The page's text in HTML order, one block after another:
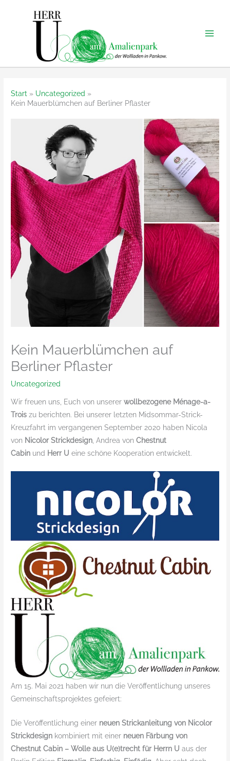
Start
Uncategorized
Kein Mauerblümchen auf Berliner Pflaster
Kein Mauerblümchen auf
Berliner Pflaster
Uncategorized
Wir freuen uns, Euch von unsererwollbezogene Ménage-a-
Trois zu berichten. Bei unserer letzten Midsommar-Strick-
Kreuzfahrt im vergangenen September 2020 haben Nicola
von Nicolor Strickdesign, Andrea vonChestnut
Cabin und Herr U eine schöne Kooperation entwickelt.
Am 15. Mai 2021 haben wir nun die Veröffentlichung unseres
Gemeinschaftsprojektes gefeiert:
Die Veröffentlichung einer neuen Strickanleitung von Nicolor
Strickdesign kombiniert mit einer neuen Färbung von
Chestnut Cabin – Wolle aus U(e)trecht für Herrn U aus der